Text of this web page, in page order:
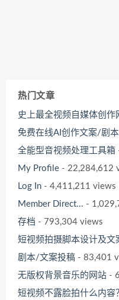
热门文章
史上最全视频自媒体创作
免费在线AI创作文案/剧
全能型音视频处理工具箱
My Profile - 22,284,612
Log In - 4,411,211 views
Member Direct... -
存档 - 793,304 views
短视频拍摄脚本设计及文
剧本/文案投稿 - 83,401
无版权背景音乐的网站 -
短视频不露脸拍什么内容